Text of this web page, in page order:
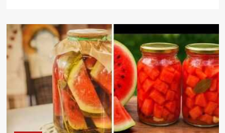
погоди
в
Дніпрі
та
області
жовтня